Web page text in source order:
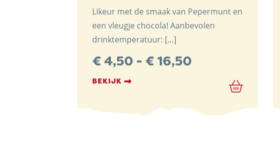
Likeur met de smaak van Pepermunt en
een vleugje chocola! Aanbevolen
drinktemperatuur: […]
€ 4,50 - € 16,50Prijsklasse:
BEKIJK